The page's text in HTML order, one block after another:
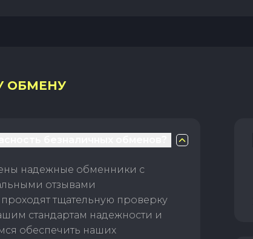
ОБМЕНУ
надежные обменники с
отзывами
тщательную проверку
стандартам надежности и
обеспечить наших